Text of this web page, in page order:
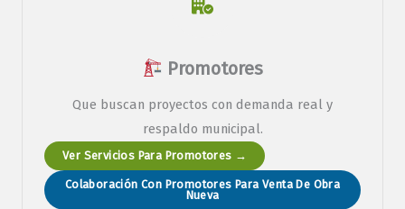
Promotores
Que buscan proyectos con demanda real y
respaldo municipal.
Ver Servicios Para Promotores →
Colaboración Con Promotores Para Venta De Obra
Nueva